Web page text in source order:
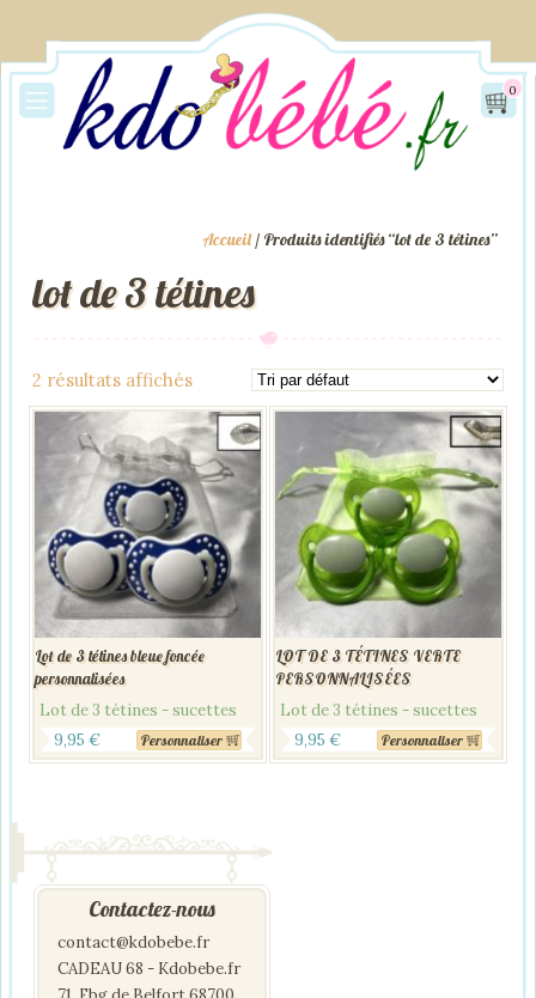
0
Accueil/ Produits identifiés “lot de 3 tétines”
lot de 3 tétines
2 résultats affichés
Lot de 3 tétines bleue foncée
personnalisées
Lot de 3 tétines - sucettes
9,95 € Personnaliser
LOT DE 3 TÉTINES VERTE
PERSONNALISÉES
Lot de 3 tétines - sucettes
9,95 € Personnaliser
Contactez-nous
contact@kdobebe.fr
CADEAU 68 - Kdobebe.fr